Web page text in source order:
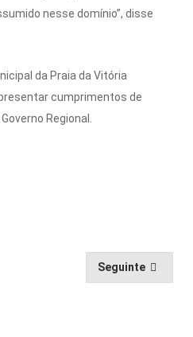
nesse domínio”, disse
da Praia da Vitória
cumprimentos de
Regional.
Seguinte